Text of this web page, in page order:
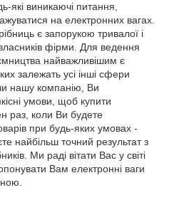
які виникаючі питання,
на електронних вагах.
є запорукою тривалої і
фірми. Для ведення
найважливішим є
залежать усі інші сфери
нашу компанію, Ви
умови, щоб купити
раз, коли Ви будете
при будь-яких умовах -
найбільш точний результат з
Ми раді вітати Вас у світі
Вам електронні ваги